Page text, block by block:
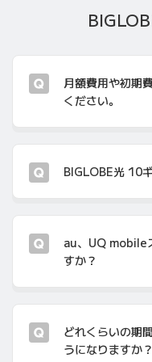
月額費用や初期
ください。
BIGLOBE光 10
au、UQ mobile
すか？
どれくらいの期
うになりますか？